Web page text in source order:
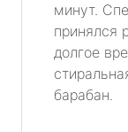
минут.
принялся
долгое
барабан.